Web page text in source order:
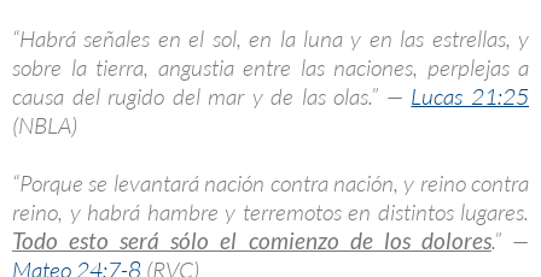
“Habrá señales en el sol, en la luna y en las estrellas, y
sobre la tierra, angustia entre las naciones, perplejas a
causa del rugido del mar y de las olas.” — Lucas 21:25
(NBLA)
“Porque se levantará nación contra nación, y reino contra
reino, y habrá hambre y terremotos en distintos lugares.
Todo esto será sólo el comienzo de los dolores.” —
Mateo 24:7-8 (RVC)